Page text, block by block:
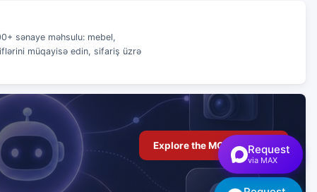
sənaye məhsulu: mebel,
müqayisə edin, sifariş üzrə
Explore the MCP server →
Request
via MAX